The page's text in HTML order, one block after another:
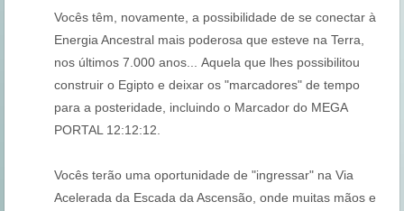
Vocês têm, novamente, a possibilidade de se conectar à
Energia Ancestral mais poderosa que esteve na Terra,
nos últimos 7.000 anos... Aquela que lhes possibilitou
construir o Egipto e deixar os "marcadores" de tempo
para a posteridade, incluindo o Marcador do MEGA
PORTAL 12:12:12.
Vocês terão uma oportunidade de "ingressar" na Via
Acelerada da Escada da Ascensão, onde muitas mãos e